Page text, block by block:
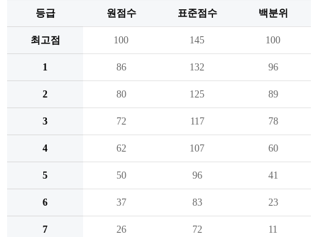
등급 원점수 표준점수 백분위
최고점 100 145 100
1 86 132 96
2 80 125 89
3 72 117 78
4 62 107 60
5 50 96 41
6 37 83 23
7 26 72 11